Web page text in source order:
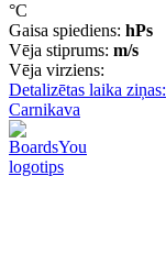
°C
Gaisa spiediens: hPs
Vēja stiprums: m/s
Vēja virziens:
Detalizētas laika ziņas:
Carnikava